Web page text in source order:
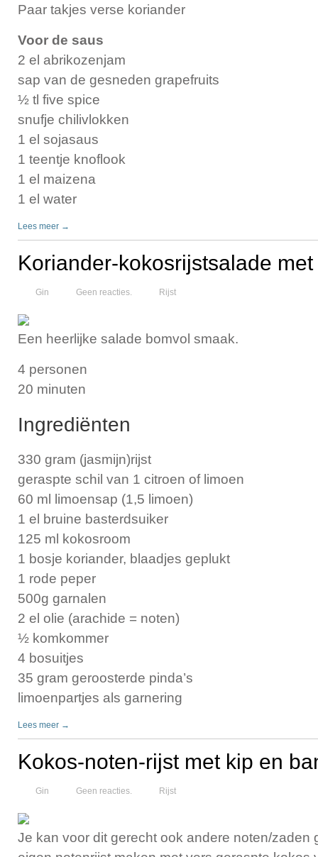
Paar takjes verse koriander
Voor de saus
2 el abrikozenjam
sap van de gesneden grapefruits
½ tl five spice
snufje chilivlokken
1 el sojasaus
1 teentje knoflook
1 el maizena
1 el water
Lees meer →
Koriander-kokosrijstsalade
Gin Geen reacties. Rijst
Een heerlijke salade bomvol smaak.
4 personen
20 minuten
Ingrediënten
330 gram (jasmijn)rijst
geraspte schil van 1 citroen of limoen
60 ml limoensap (1,5 limoen)
1 el bruine basterdsuiker
125 ml kokosroom
1 bosje koriander, blaadjes geplukt
1 rode peper
500g garnalen
2 el olie (arachide = noten)
½ komkommer
4 bosuitjes
35 gram geroosterde pinda’s
limoenpartjes als garnering
Lees meer →
Kokos-noten-rijst met kip en
Gin Geen reacties. Rijst
Je kan voor dit gerecht ook andere noten/zaden